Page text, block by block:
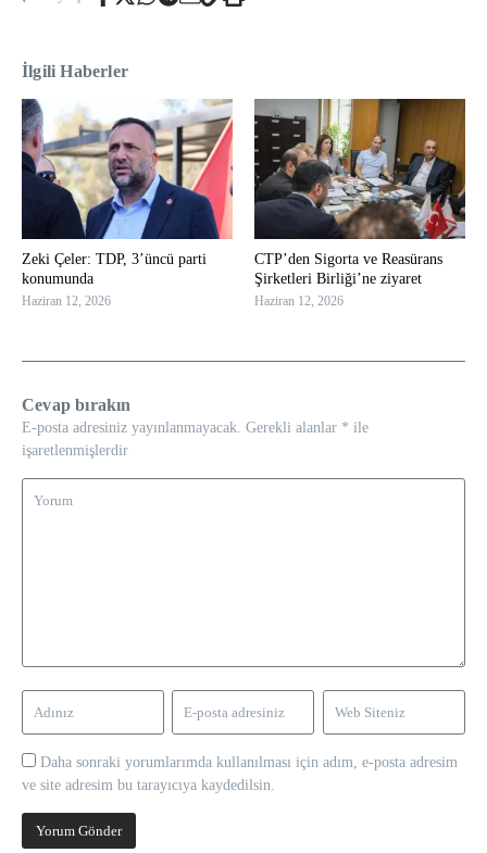
İlgili Haberler
Zeki Çeler: TDP, 3’üncü parti
konumunda
Haziran 12, 2026
CTP’den Sigorta ve Reasürans
Şirketleri Birliği’ne ziyaret
Haziran 12, 2026
Cevap bırakın
E-posta adresiniz yayınlanmayacak. Gerekli alanlar * ile
işaretlenmişlerdir
Daha sonraki yorumlarımda kullanılması için adım, e-posta adresim
ve site adresim bu tarayıcıya kaydedilsin.